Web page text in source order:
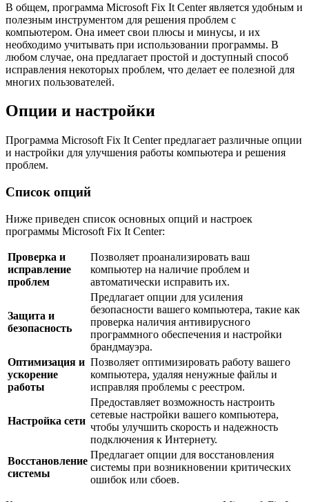
В общем, программа Microsoft Fix It Center является удобным и
полезным инструментом для решения проблем с
компьютером. Она имеет свои плюсы и минусы, и их
необходимо учитывать при использовании программы. В
любом случае, она предлагает простой и доступный способ
исправления некоторых проблем, что делает ее полезной для
многих пользователей.
Опции и настройки
Программа Microsoft Fix It Center предлагает различные опции
и настройки для улучшения работы компьютера и решения
проблем.
Список опций
Ниже приведен список основных опций и настроек
программы Microsoft Fix It Center:
Проверка и
исправление
проблем
Позволяет проанализировать ваш
компьютер на наличие проблем и
автоматически исправить их.
Защита и
безопасность
Предлагает опции для усиления
безопасности вашего компьютера, такие как
проверка наличия антивирусного
программного обеспечения и настройки
брандмауэра.
Оптимизация и
ускорение
работы
Позволяет оптимизировать работу вашего
компьютера, удаляя ненужные файлы и
исправляя проблемы с реестром.
Настройка сети
Предоставляет возможность настроить
сетевые настройки вашего компьютера,
чтобы улучшить скорость и надежность
подключения к Интернету.
Восстановление
системы
Предлагает опции для восстановления
системы при возникновении критических
ошибок или сбоев.